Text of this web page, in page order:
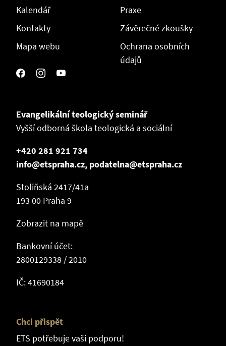
Kalendář
Kontakty
Mapa webu
Praxe
Závěrečné zkoušky
Ochrana osobních
údajů
Evangelikální teologický seminář
Vyšší odborná škola teologická a sociální
+420 281 921 734
info@etspraha.cz, podatelna@etspraha.cz
Stoliňská 2417/41a
193 00 Praha 9
Zobrazit na mapě
Bankovní účet:
2800129338 / 2010
IČ: 41690184
Chci přispět
ETS potřebuje vaši podporu!